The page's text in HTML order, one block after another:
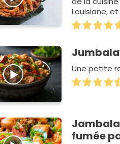
Louisiane,
Or…
Une petite
fumée